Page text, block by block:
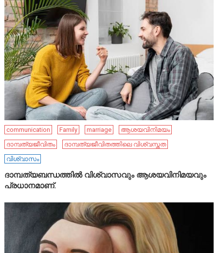
communication Family marriage
ആശയവിനിമയം
ദാമ്പത്യജീവിതം
ദാമ്പത്യജീവിതത്തിലെ വിശ്വസ്തത
വിശ്വാസം
ദാമ്പത്യബന്ധത്തിൽ വിശ്വാസവും ആശയവിനിമയവും
പ്രധാനമാണ്.